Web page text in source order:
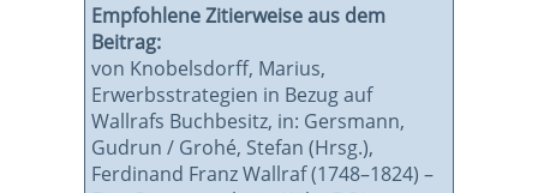
Empfohlene Zitierweise aus dem
Beitrag:
von Knobelsdorff, Marius,
Erwerbsstrategien in Bezug auf
Wallrafs Buchbesitz, in: Gersmann,
Gudrun / Grohé, Stefan (Hrsg.),
Ferdinand Franz Wallraf (1748–1824) –